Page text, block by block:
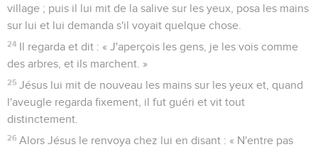
village ; puis il lui mit de la salive sur les yeux, posa les mains
sur lui et lui demanda s'il voyait quelque chose.
24 Il regarda et dit : « J'aperçois les gens, je les vois comme
des arbres, et ils marchent. »
25 Jésus lui mit de nouveau les mains sur les yeux et, quand
l'aveugle regarda fixement, il fut guéri et vit tout
distinctement.
26 Alors Jésus le renvoya chez lui en disant : « N'entre pas